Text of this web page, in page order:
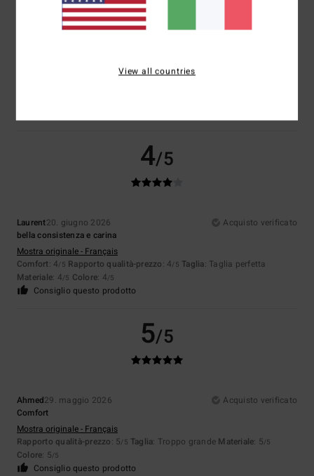
Mostra originale - Português
4/5
Laurent20. giugno 2026
Acquisto verificato
bella consistenza e carina
Mostra originale - Français
Comfort: 4/5 Rapporto qualità-prezzo: 4/5 Taglia: Taglia perfetta
Materiale: 4/5 Colore: 4/5
Consiglio questo prodotto
5/5
Ahmed29. maggio 2026
Acquisto verificato
Comfort
Mostra originale - Français
Rapporto qualità-prezzo: 5/5 Taglia: Troppo grande Materiale: 5/5
Colore: 5/5
Consiglio questo prodotto
View all countries